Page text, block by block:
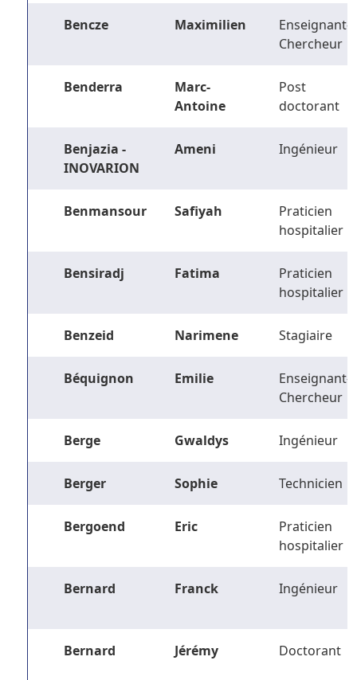
Bencze Maximilien
Enseignant-
Chercheur
Benderra
Marc-
Antoine
Post
doctorant
Benjazia -
INOVARION
Ameni Ingénieur
Benmansour Safiyah
Praticien
hospitalier
Bensiradj Fatima
Praticien
hospitalier
Benzeid Narimene Stagiaire
Béquignon Emilie
Enseignant-
Chercheur
Berge Gwaldys Ingénieur
Berger Sophie Technicien
Bergoend Eric
Praticien
hospitalier
Bernard Franck Ingénieur
Bernard Jérémy Doctorant